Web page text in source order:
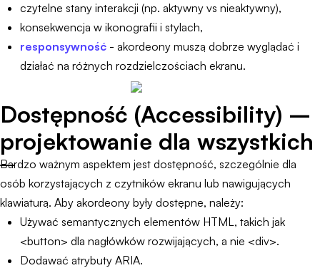
czytelne stany interakcji (np. aktywny vs nieaktywny),
konsekwencja w ikonografii i stylach,
responsywność - akordeony muszą dobrze wyglądać i
działać na różnych rozdzielczościach ekranu.
Dostępność (Accessibility) –
projektowanie dla wszystkich
Bardzo ważnym aspektem jest dostępność, szczególnie dla
osób korzystających z czytników ekranu lub nawigujących
klawiaturą. Aby akordeony były dostępne, należy:
Używać semantycznych elementów HTML, takich jak
<button> dla nagłówków rozwijających, a nie <div>.
Dodawać atrybuty ARIA.